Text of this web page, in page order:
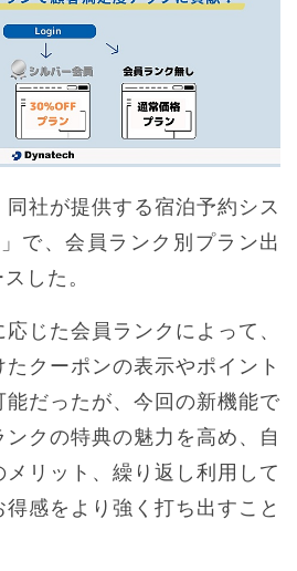
社が提供する宿泊予約シス
で、会員ランク別プラン出
した。
じた会員ランクによって、
クーポンの表⽰やポイント
だったが、今回の新機能で
クの特典の魅⼒を⾼め、⾃
リット、繰り返し利⽤して
感をより強く打ち出すこと